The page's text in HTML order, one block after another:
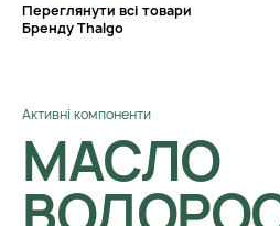
Переглянути всі товари
Бренду Thalgo
Активні компоненти
МАСЛО